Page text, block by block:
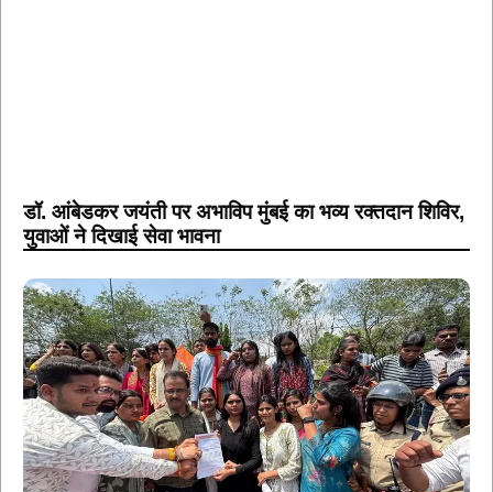
डॉ. आंबेडकर जयंती पर अभाविप मुंबई का भव्य रक्तदान शिविर,
युवाओं ने दिखाई सेवा भावना